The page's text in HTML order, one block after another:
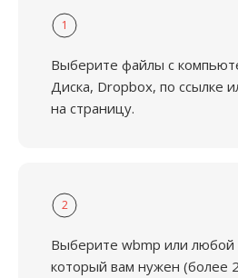
1
Выберите файлы с
Диска, Dropbox, по ссылке
на страницу.
2
Выберите wbmp или любой
который вам нужен (более